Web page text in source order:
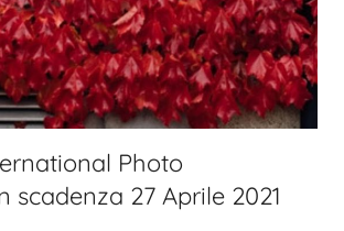
Photo
scadenza 27 Aprile 2021